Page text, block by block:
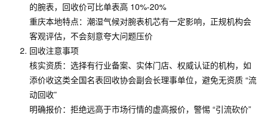
的腕表，回收价可比单表高 10%-20%
重庆本地特点：潮湿气候对腕表机芯有一定影响，正规机构会
客观评估，不会刻意夸大问题压价
回收注意事项
核实资质：选择有行业备案、实体门店、权威认证的机构，如
添价收这类全国名表回收协会副会长理事单位，避免无资质 “流
动回收”
明确报价：拒绝远高于市场行情的虚高报价，警惕 “引流砍价”